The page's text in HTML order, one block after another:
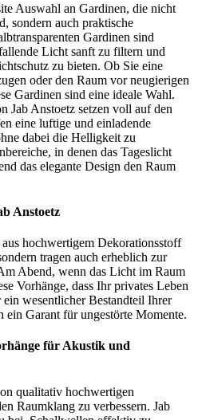
Auswahl an Gardinen, die nicht
sondern auch praktische
Gardinen sind
Licht sanft zu filtern und
zu bieten. Ob Sie eine
oder den Raum vor neugierigen
Gardinen sind eine ideale Wahl.
Jab Anstoetz setzen voll auf den
eine luftige und einladende
dabei die Helligkeit zu
in denen das Tageslicht
das elegante Design den Raum
Anstoetz
hochwertigem Dekorationsstoff
tragen auch erheblich zur
Abend, wenn das Licht im Raum
Vorhänge, dass Ihr privates Leben
wesentlicher Bestandteil Ihrer
ein Garant für ungestörte Momente.
für Akustik und
qualitativ hochwertigen
Raumklang zu verbessern. Jab